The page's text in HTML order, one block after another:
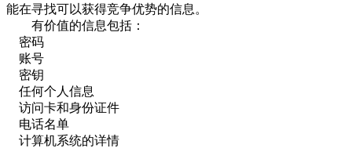
能在寻找可以获得竞争优势的信息。
有价值的信息包括：
密码
账号
密钥
任何个人信息
访问卡和身份证件
电话名单
计算机系统的详情